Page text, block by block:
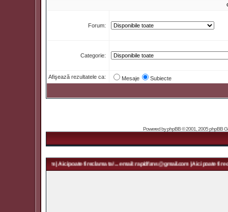
Forum:
Categorie:
Afişează rezultatele ca: Mesaje Subiecte
Powered byphpBB© 2001, 2005 phpBB
| Aici poate fi reclama ta! ... email: rapidfans@gmail.com | Aici poate fi